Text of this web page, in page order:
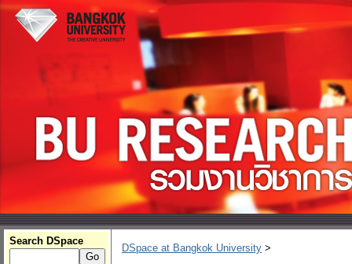
Search DSpace
DSpace at Bangkok University >